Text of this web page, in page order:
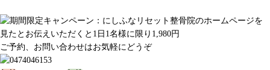
ご予約、お問い合わせはお気軽にどうぞ